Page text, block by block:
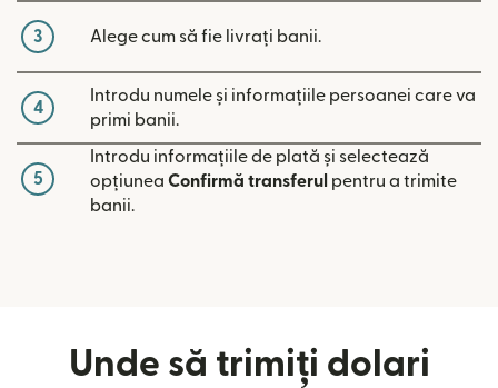
3 Alege cum să fie livrați banii.
4
Introdu numele și informațiile persoanei care va
primi banii.
5
Introdu informațiile de plată și selectează
opțiunea Confirmă transferul pentru a trimite
banii.
Unde să trimiți dolari